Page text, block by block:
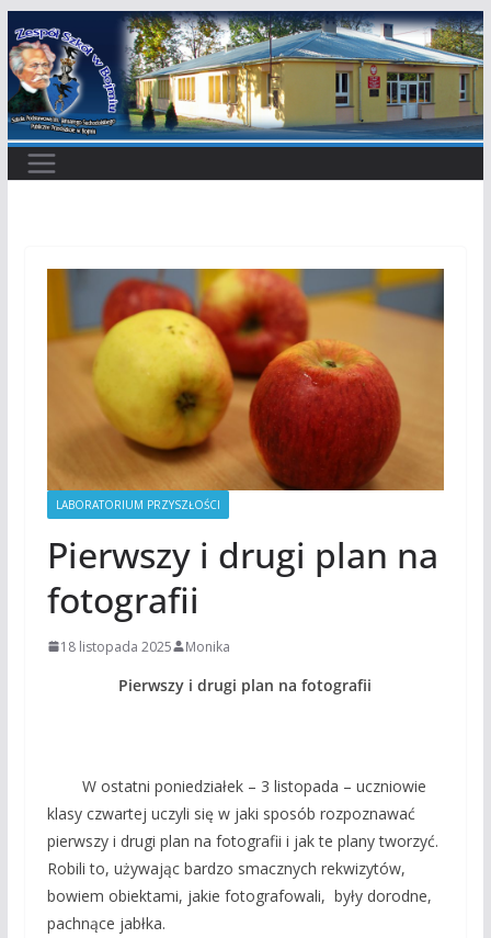
Przejdź
do
treści
LABORATORIUM PRZYSZŁOŚCI
Pierwszy i drugi plan na
fotografii
18 listopada 2025 Monika
Pierwszy i drugi plan na fotografii
W ostatni poniedziałek – 3 listopada – uczniowie
klasy czwartej uczyli się w jaki sposób rozpoznawać
pierwszy i drugi plan na fotografii i jak te plany tworzyć.
Robili to, używając bardzo smacznych rekwizytów,
bowiem obiektami, jakie fotografowali, były dorodne,
pachnące jabłka.